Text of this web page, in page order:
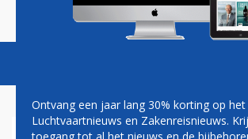
Magazine Podcasts
Ontvang een jaar lang 30% korting op
Luchtvaartnieuws en Zakenreisnieuws.